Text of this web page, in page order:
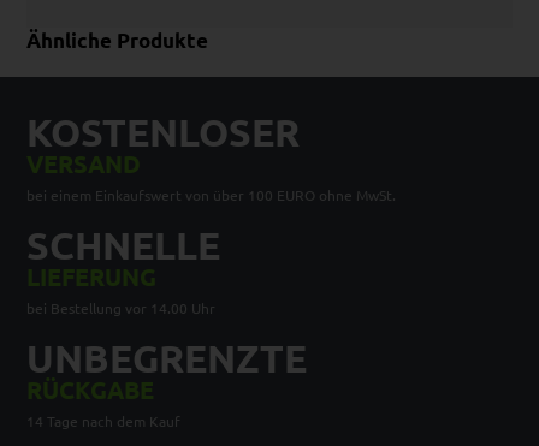
Ähnliche Produkte
KOSTENLOSER
VERSAND
bei einem Einkaufswert von über 100 EURO ohne MwSt.
SCHNELLE
LIEFERUNG
bei Bestellung vor 14.00 Uhr
UNBEGRENZTE
RÜCKGABE
14 Tage nach dem Kauf